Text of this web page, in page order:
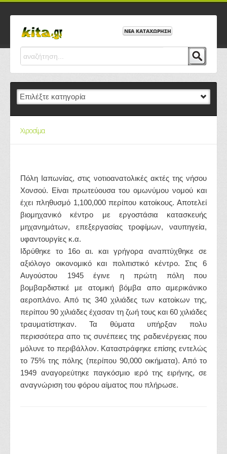
ΝΕΑ ΚΑΤΑΧΩΡΗΣΗ
Χιροσίμα
Πόλη Ιαπωνίας, στις νοτιοανατολικές ακτές της νήσου
Χονσού. Είναι πρωτεύουσα του ομωνύμου νομού και
έχει πληθυσμό 1,100,000 περίπου κατοίκους. Αποτελεί
βιομηχανικό κέντρο με εργοστάσια κατασκευής
μηχανημάτων, επεξεργασίας τροφίμων, ναυπηγεία,
υφαντουργίες κ.α.
Ιδρύθηκε το 16ο αι. και γρήγορα αναπτύχθηκε σε
αξιόλογο οικονομικό και πολιτιστικό κέντρο. Στις 6
Αυγούστου 1945 έγινε η πρώτη πόλη που
βομβαρδιστικέ με ατομική βόμβα απο αμερικάνικο
αεροπλάνο. Από τις 340 χιλιάδες των κατοίκων της,
περίπου 90 χιλιάδες έχασαν τη ζωή τους και 60 χιλιάδες
τραυματίστηκαν. Τα θύματα υπήρξαν πολυ
περισσότερα απο τις συνέπειες της ραδιενέργειας που
μόλυνε το περιβάλλον. Καταστράφηκε επίσης εντελώς
το 75% της πόλης (περίπου 90,000 οικήματα). Από το
1949 αναγορεύτηκε παγκόσμιο ιερό της ειρήνης, σε
αναγνώριση του φόρου αίματος που πλήρωσε.